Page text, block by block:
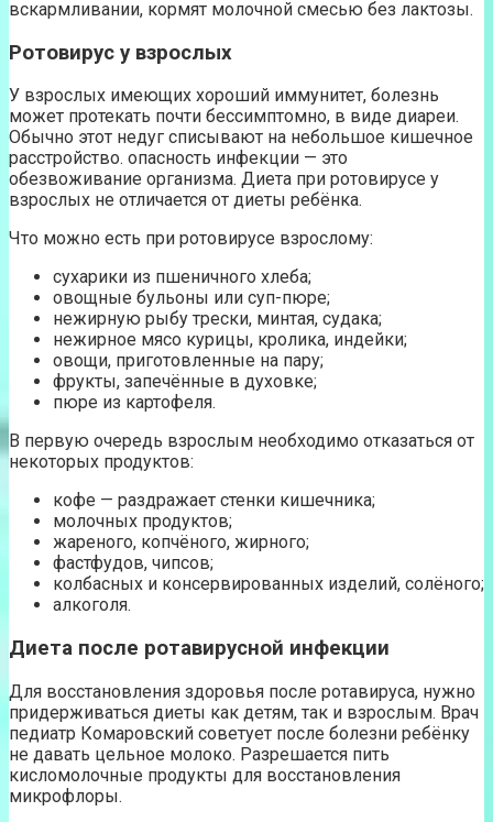
вскармливании, кормят молочной смесью без лактозы.
Ротовирус у взрослых
У взрослых имеющих хороший иммунитет, болезнь
может протекать почти бессимптомно, в виде диареи.
Обычно этот недуг списывают на небольшое кишечное
расстройство. опасность инфекции — это
обезвоживание организма. Диета при ротовирусе у
взрослых не отличается от диеты ребёнка.
Что можно есть при ротовирусе взрослому:
сухарики из пшеничного хлеба;
овощные бульоны или суп-пюре;
нежирную рыбу трески, минтая, судака;
нежирное мясо курицы, кролика, индейки;
овощи, приготовленные на пару;
фрукты, запечённые в духовке;
пюре из картофеля.
В первую очередь взрослым необходимо отказаться от
некоторых продуктов:
кофе — раздражает стенки кишечника;
молочных продуктов;
жареного, копчёного, жирного;
фастфудов, чипсов;
колбасных и консервированных изделий, солёного;
алкоголя.
Диета после ротавирусной инфекции
Для восстановления здоровья после ротавируса, нужно
придерживаться диеты как детям, так и взрослым. Врач
педиатр Комаровский советует после болезни ребёнку
не давать цельное молоко. Разрешается пить
кисломолочные продукты для восстановления
микрофлоры.